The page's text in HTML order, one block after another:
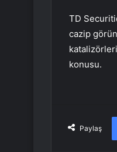
TD
cazip
konusu.
Paylaş